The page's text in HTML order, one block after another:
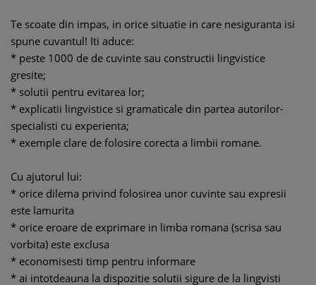
Te scoate din impas, in orice situatie in care nesiguranta isi
spune cuvantul! Iti aduce:
* peste 1000 de de cuvinte sau constructii lingvistice
gresite;
* solutii pentru evitarea lor;
* explicatii lingvistice si gramaticale din partea autorilor-
specialisti cu experienta;
* exemple clare de folosire corecta a limbii romane.
Cu ajutorul lui:
* orice dilema privind folosirea unor cuvinte sau expresii
este lamurita
* orice eroare de exprimare in limba romana (scrisa sau
vorbita) este exclusa
* economisesti timp pentru informare
* ai intotdeauna la dispozitie solutii sigure de la lingvisti